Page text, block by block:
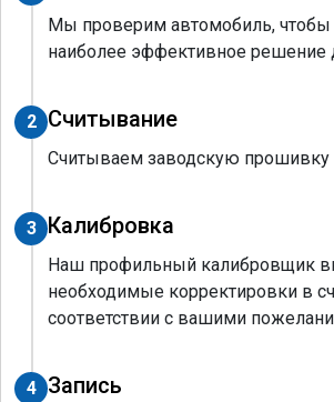
Мы проверим автомобиль, чтобы
наиболее эффективное решение
2 Считывание
Считываем заводскую прошивку
3 Калибровка
Наш профильный калибровщик
необходимые корректировки в
соответствии с вашими
4 Запись